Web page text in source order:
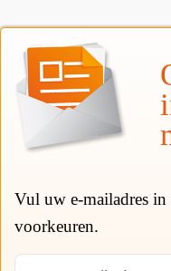
Vul uw e-mailadres in
voorkeuren.